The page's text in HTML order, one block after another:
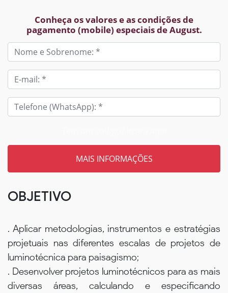
Conheça os valores e as condições de
pagamento (mobile) especiais de August.
OBJETIVO
. Aplicar metodologias, instrumentos e estratégias
projetuais nas diferentes escalas de projetos de
luminotécnica para paisagismo;
. Desenvolver projetos luminotécnicos para as mais
diversas áreas, calculando e especificando